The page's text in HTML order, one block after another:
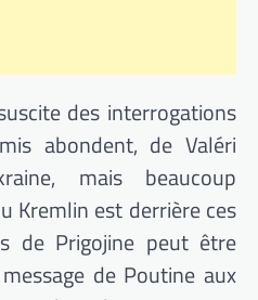
des interrogations
abondent, de Valéri
mais beaucoup
Kremlin est derrière ces
de Prigojine peut être
de Poutine aux